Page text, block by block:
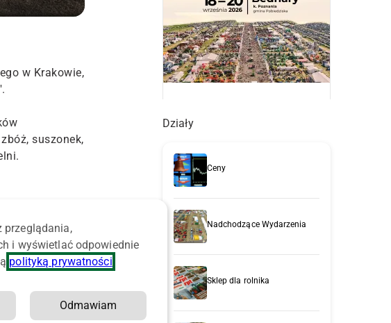
w Krakowie,
suszonek,
jako
prowadzone
Działy
Ceny
Nadchodzące Wydarzenia
Sklep dla rolnika
przeglądania,
i wyświetlać odpowiednie
polityką prywatności
Odmawiam